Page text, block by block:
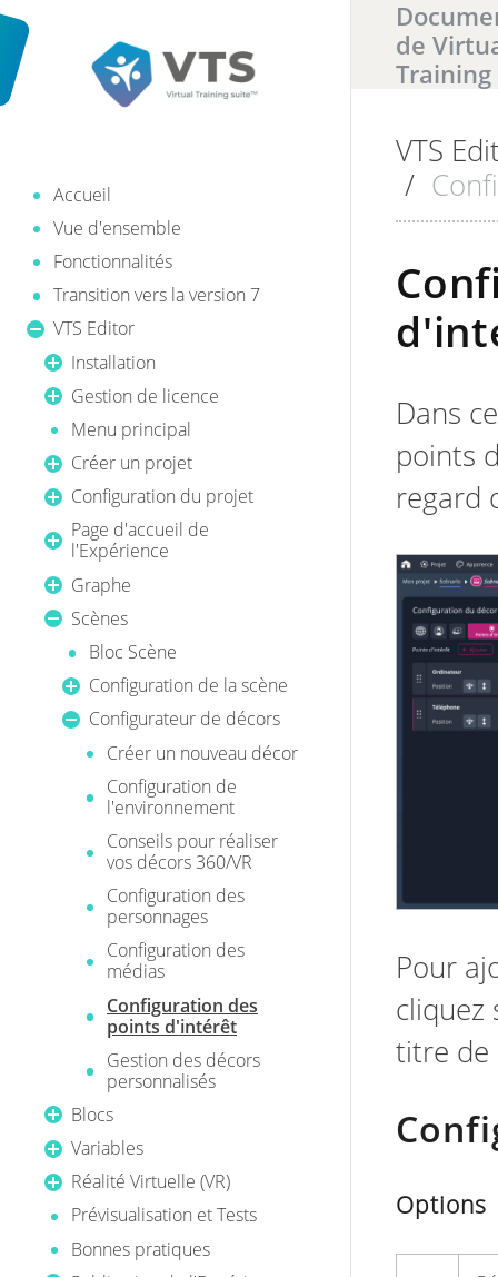
de
Training
Accueil
Vue d'ensemble
Fonctionnalités
Transition vers la version 7
VTS Editor
Installation
Gestion de licence
Menu principal
Créer un projet
Configuration du projet
Page d'accueil de
l'Expérience
Graphe
Scènes
Bloc Scène
Configuration de la scène
Configurateur de décors
Créer un nouveau décor
Configuration de
l'environnement
Conseils pour réaliser
vos décors 360/VR
Configuration des
personnages
Configuration des
médias
Configuration des
points d'intérêt
Gestion des décors
personnalisés
Blocs
Variables
Réalité Virtuelle (VR)
Prévisualisation et Tests
Bonnes pratiques
Il y a0
VTS
/
Dans
points
regard
Pour
titre de
Options